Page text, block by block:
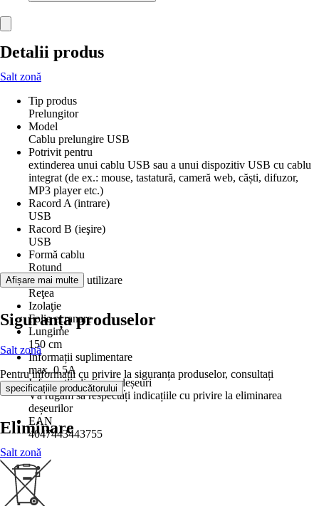
Detalii produs
Salt zonă
Tip produs
Prelungitor
Model
Cablu prelungire USB
Potrivit pentru
extinderea unui cablu USB sau a unui dispozitiv USB cu cablu
integrat (de ex.: mouse, tastatură, cameră web, căști, difuzor,
MP3 player etc.)
Racord A (intrare)
USB
Racord B (ieşire)
USB
Formă cablu
Rotund
Domeniu de utilizare
Reţea
Izolaţie
Folie ecranare
Lungime
150 cm
Informații suplimentare
max. 0,5A
Informații eliminare deșeuri
Vă rugăm să respectați indicațiile cu privire la eliminarea
deșeurilor
EAN
4047443443755
Afișare mai multe
Siguranța produselor
Salt zonă
Pentru informații cu privire la siguranța produselor, consultați
specificațiile producătorului .
Eliminare
Salt zonă